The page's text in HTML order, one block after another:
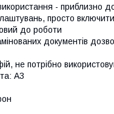
- приблизно
просто
до роботи
документів
не потрібно
A3